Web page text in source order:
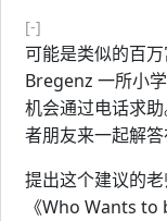
[-]
可能是类似的百
Bregenz 一所小
机会通过电话求
者朋友来一起解答
提出这个建议的
《Who Wants to